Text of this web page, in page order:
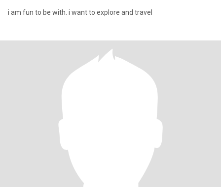
i am fun to be with. i want to explore and travel